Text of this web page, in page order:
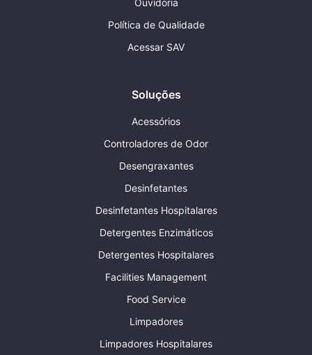
Ouvidoria
Política de Qualidade
Acessar SAV
Soluções
Acessórios
Controladores de Odor
Desengraxantes
Desinfetantes
Desinfetantes Hospitalares
Detergentes Enzimáticos
Detergentes Hospitalares
Facilities Management
Food Service
Limpadores
Limpadores Hospitalares